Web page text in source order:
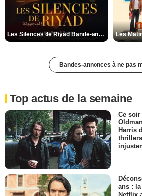
Les Silences de Riyad Bande-annonce VO STFR
Bandes-annonces à ne pas
Top actus de la semaine
Ce soir
Harris
thrillers
ans : la
Netflix